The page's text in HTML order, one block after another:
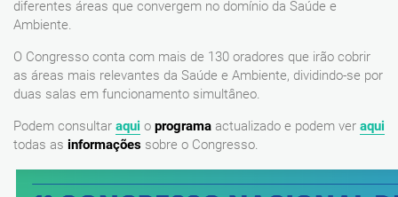
diferentes áreas que convergem no domínio da Saúde e
Ambiente.
O Congresso conta com mais de 130 oradores que irão cobrir
as áreas mais relevantes da Saúde e Ambiente, dividindo-se por
duas salas em funcionamento simultâneo.
Podem consultar aqui o programa actualizado e podem ver aqui
todas as informações sobre o Congresso.